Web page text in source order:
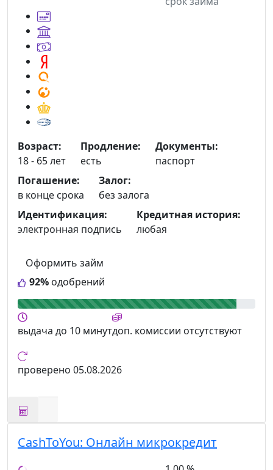
92% одобрений
Оформить займ
Возраст:
18 - 65 лет
Продление:
есть
Документы:
паспорт
Погашение:
в конце срока
Залог:
без залога
Идентификация:
электронная подпись
Кредитная история:
любая
выдача до 10 минутдоп. комиссии отсутствуют
проверено 05.08.2026
CashToYou: Онлайн микрокредит